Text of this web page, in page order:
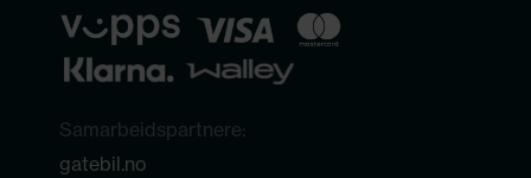
Samarbeidspartnere:
gatebil.no